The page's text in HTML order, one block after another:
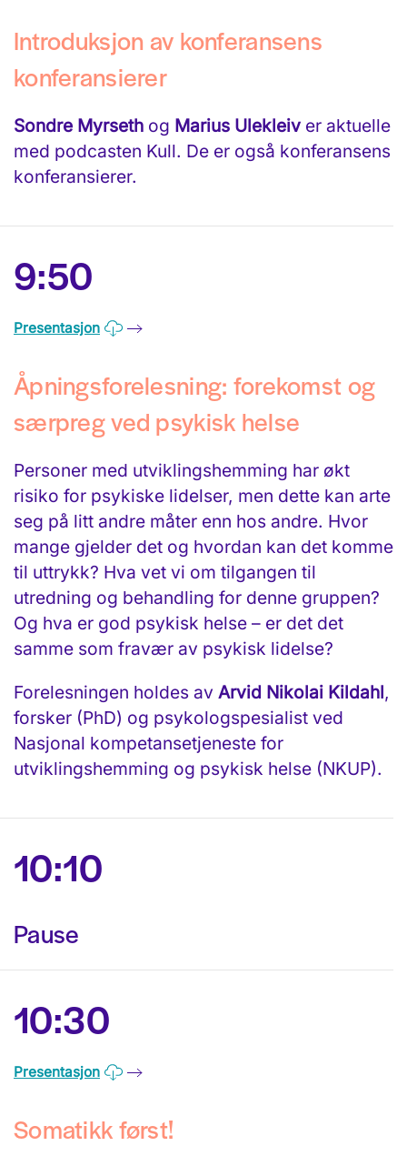
Introduksjon av konferansens
konferansierer
Sondre Myrseth og Marius Ulekleiv er aktuelle
med podcasten Kull. De er også konferansens
konferansierer.
9:50
Presentasjon
Åpningsforelesning: forekomst og
særpreg ved psykisk helse
Personer med utviklingshemming har økt
risiko for psykiske lidelser, men dette kan arte
seg på litt andre måter enn hos andre. Hvor
mange gjelder det og hvordan kan det komme
til uttrykk? Hva vet vi om tilgangen til
utredning og behandling for denne gruppen?
Og hva er god psykisk helse – er det det
samme som fravær av psykisk lidelse?
Forelesningen holdes av Arvid Nikolai Kildahl,
forsker (PhD) og psykologspesialist ved
Nasjonal kompetansetjeneste for
utviklingshemming og psykisk helse (NKUP).
10:10
Pause
10:30
Presentasjon
Somatikk først!